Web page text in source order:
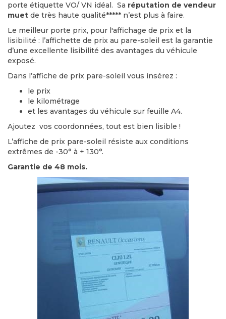
porte étiquette VO/ VN idéal. Sa réputation de vendeur
muet de très haute qualité***** n’est plus à faire.
Le meilleur porte prix, pour l'affichage de prix et la
lisibilité : l’affichette de prix au pare-soleil est la garantie
d’une excellente lisibilité des avantages du véhicule
exposé.
Dans l’affiche de prix pare-soleil vous insérez :
le prix
le kilométrage
et les avantages du véhicule sur feuille A4.
Ajoutez vos coordonnées, tout est bien lisible !
L’affiche de prix pare-soleil résiste aux conditions
extrêmes de -30° à + 130°.
Garantie de 48 mois.